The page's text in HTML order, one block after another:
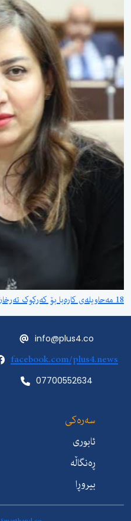
18 مەحاویلەی کارەبا بۆ کەرکوک تەرخان کرا
info@plus4.co
facebook.com/plus4.news
07700552634
سەرەکی
ئابوری
ڕەنگاڵە
بیروڕا